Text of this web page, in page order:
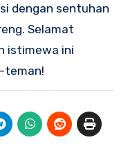
dengan sentuhan
Selamat
istimewa ini
teman!